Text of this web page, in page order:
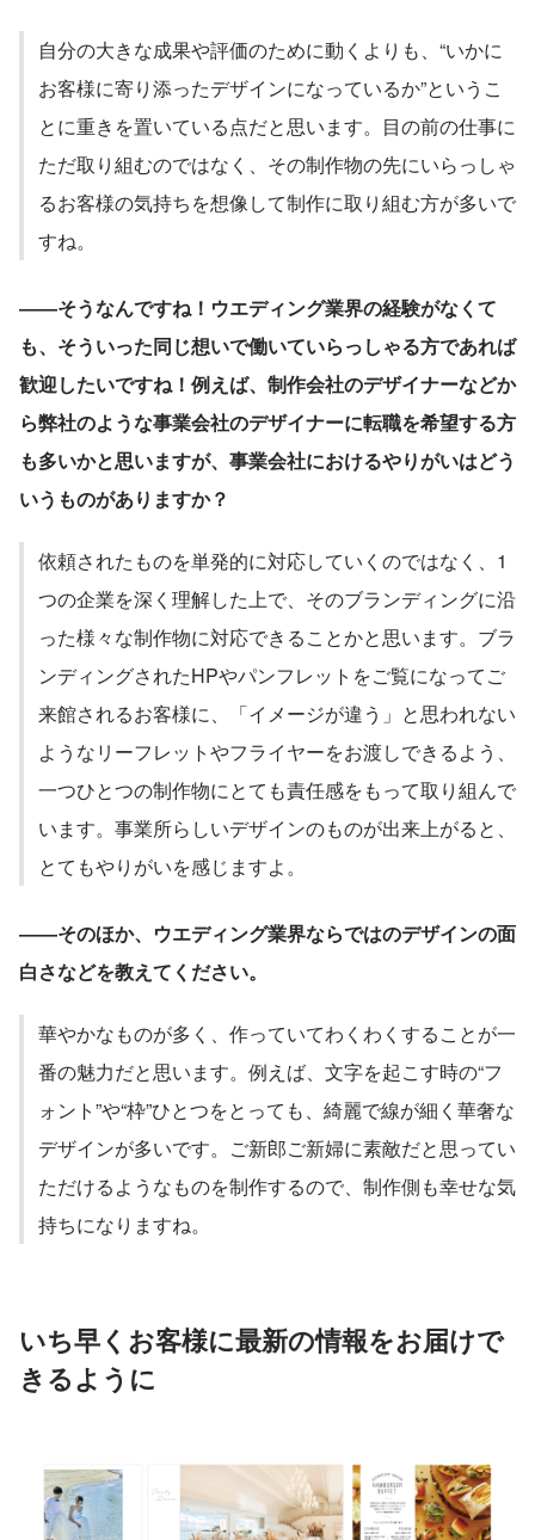
自分の大きな成果や評価のために動くよりも、“いかに
お客様に寄り添ったデザインになっているか”というこ
とに重きを置いている点だと思います。目の前の仕事に
ただ取り組むのではなく、その制作物の先にいらっしゃ
るお客様の気持ちを想像して制作に取り組む方が多いで
すね。
――そうなんですね！ウエディング業界の経験がなくて
も、そういった同じ想いで働いていらっしゃる方であれば
歓迎したいですね！例えば、制作会社のデザイナーなどか
ら弊社のような事業会社のデザイナーに転職を希望する方
も多いかと思いますが、事業会社におけるやりがいはどう
いうものがありますか？
依頼されたものを単発的に対応していくのではなく、1
つの企業を深く理解した上で、そのブランディングに沿
った様々な制作物に対応できることかと思います。ブラ
ンディングされたHPやパンフレットをご覧になってご
来館されるお客様に、「イメージが違う」と思われない
ようなリーフレットやフライヤーをお渡しできるよう、
一つひとつの制作物にとても責任感をもって取り組んで
います。事業所らしいデザインのものが出来上がると、
とてもやりがいを感じますよ。
――そのほか、ウエディング業界ならではのデザインの面
白さなどを教えてください。
華やかなものが多く、作っていてわくわくすることが一
番の魅力だと思います。例えば、文字を起こす時の“フ
ォント”や“枠”ひとつをとっても、綺麗で線が細く華奢な
デザインが多いです。ご新郎ご新婦に素敵だと思ってい
ただけるようなものを制作するので、制作側も幸せな気
持ちになりますね。
いち早くお客様に最新の情報をお届けで
きるように